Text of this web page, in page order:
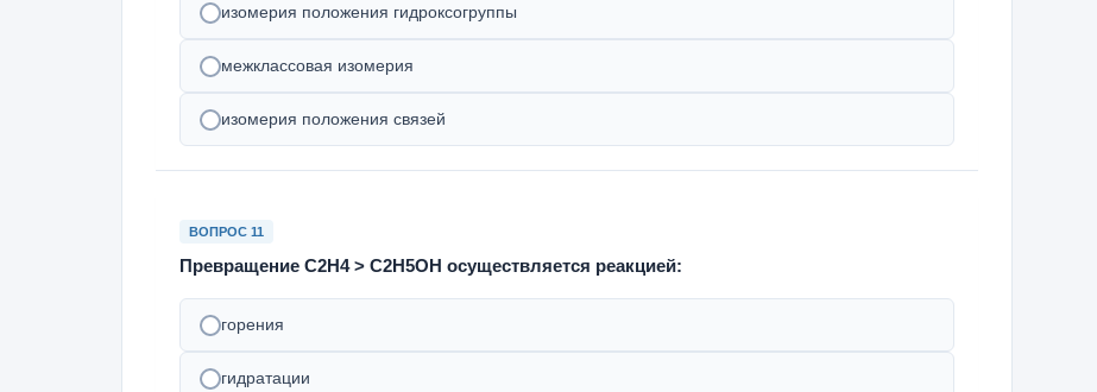
изомерия положения гидроксогруппы
межклассовая изомерия
изомерия положения связей
ВОПРОС 11
Превращение С2Н4 > С2Н5ОН осуществляется реакцией:
горения
гидратации